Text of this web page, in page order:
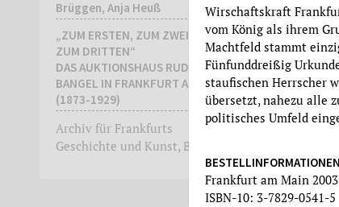
Wirschaftskraft
vom König als ihrem
Machtfeld stammt
Fünfunddreißig
staufischen Herrscher
übersetzt, nahezu alle
politisches Umfeld
BESTELLINFORMATIONEN
Frankfurt am Main 2003
ISBN-10: 3-7829-0541-5
Brüggen, Anja Heuß
„ZUM ERSTEN, ZUM ZWEITEN,
ZUM DRITTEN“
DAS AUKTIONSHAUS RUDOLF
BANGEL IN FRANKFURT AM MAIN
(1873-1929)
Archiv für Frankfurts
Geschichte und Kunst, Band 81
mehr